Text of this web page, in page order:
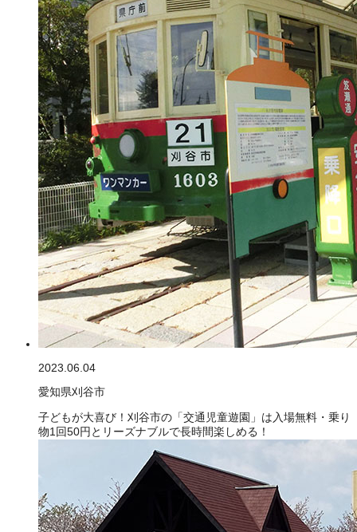
2023.06.04
愛知県刈谷市
子どもが大喜び！刈谷市の「交通児童遊園」は入場無料・乗り
物1回50円とリーズナブルで長時間楽しめる！